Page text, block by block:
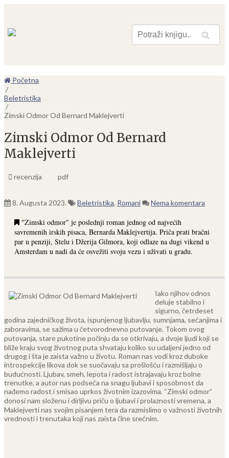
Pretraga
Početna
/
Beletristika
/
Zimski Odmor Od Bernard Maklejverti
Zimski Odmor Od Bernard
Maklejverti
recenzija pdf
8. Augusta 2023. Beletristika, Romani Nema komentara
"Zimski odmor" je poslednji roman jednog od najvećih
savremenih irskih pisaca, Bernarda Maklejvertija. Priča prati bračni
par u penziji, Stelu i Džerija Gilmora, koji odlaze na dugi vikend u
Amsterdam u nadi da će osvežiti svoju vezu i uživati u gradu.
Iako njihov odnos
deluje stabilno i
sigurno, četrdeset
godina zajedničkog života, ispunjenog ljubavlju, sumnjama, sećanjima i
zaboravima, se sažima u četvorodnevno putovanje. Tokom ovog
putovanja, stare pukotine počinju da se otkrivaju, a dvoje ljudi koji se
bliže kraju svog životnog puta shvataju koliko su udaljeni jedno od
drugog i šta je zaista važno u životu. Roman nas vodi kroz duboke
introspekcije likova dok se suočavaju sa prošlošću i razmišljaju o
budućnosti. Ljubav, smeh, lepota i radost istrajavaju kroz bolne
trenutke, a autor nas podseća na snagu ljubavi i sposobnost da
nađemo radost i smisao uprkos životnim izazovima. “Zimski odmor”
donosi nam složenu i dirljivu priču o ljubavi i prolaznosti vremena, a
Maklejverti nas svojim pisanjem tera da razmislimo o važnosti životnih
vrednosti i trenutaka koji nas zaista čine srećnim.